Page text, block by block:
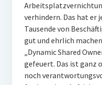
verhindern. Das hat er
Tausende von
gut und ehrlich
„Dynamic Shared
gefeuert. Das ist ganz
noch